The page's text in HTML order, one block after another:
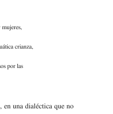
crianza,
por las
en una dialéctica que no